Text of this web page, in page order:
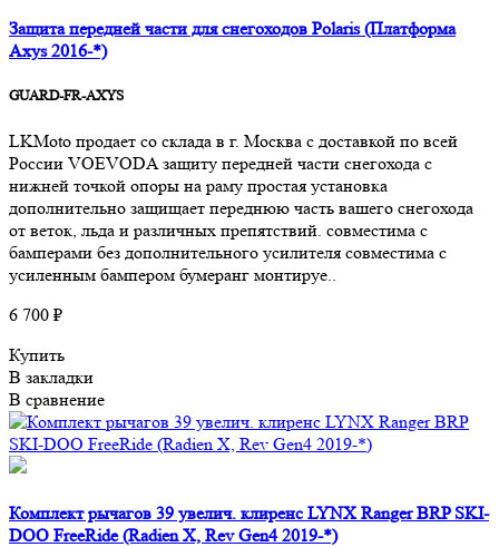
Защита передней части для снегоходов Polaris (Платформа
Axys 2016-*)
GUARD-FR-AXYS
LKMoto продает со склада в г. Москва с доставкой по всей
России VOEVODA защиту передней части снегохода с
нижней точкой опоры на раму простая установка
дополнительно защищает переднюю часть вашего снегохода
от веток, льда и различных препятствий. совместима с
бамперами без дополнительного усилителя совместима с
усиленным бампером бумеранг монтируе..
6 700 ₽
Купить
В закладки
В сравнение
Комплект рычагов 39 увелич. клиренс LYNX Ranger BRP SKI-
DOO FreeRide (Radien X, Rev Gen4 2019-*)